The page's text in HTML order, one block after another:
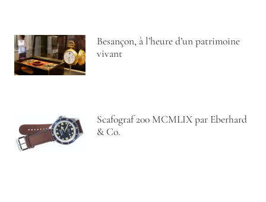
Besançon, à l’heure d’un patrimoine
vivant
Scafograf 200 MCMLIX par Eberhard
& Co.